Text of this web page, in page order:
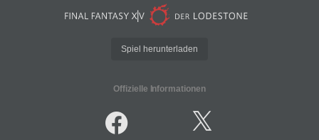
Spiel herunterladen
Offizielle Informationen